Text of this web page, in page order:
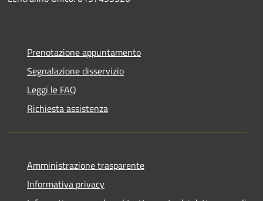
Prenotazione appuntamento
Segnalazione disservizio
Leggi le FAQ
Richiesta assistenza
Amministrazione trasparente
Informativa privacy